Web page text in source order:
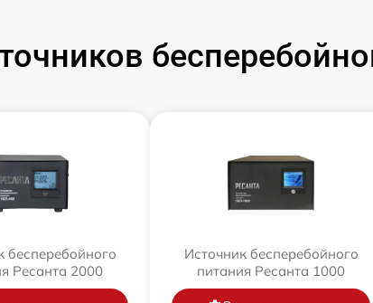
бесперебойного
Ресанта 2000
Источник бесперебойного
питания Ресанта 1000